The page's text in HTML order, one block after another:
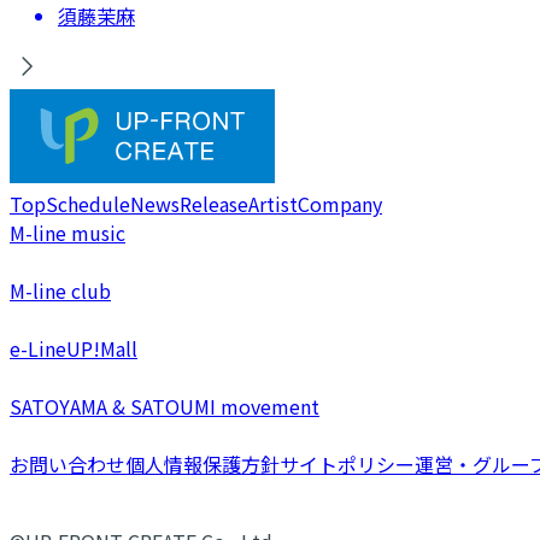
須藤茉麻
TopScheduleNewsReleaseArtistCompany
M-line music
M-line club
e-LineUP!Mall
SATOYAMA & SATOUMI movement
お問い合わせ個人情報保護方針サイトポリシー運営・グルー